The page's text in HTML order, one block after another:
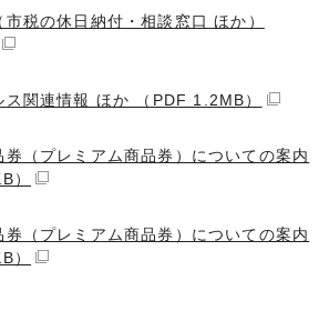
市税の休日納付・相談窓口 ほか）
ス関連情報 ほか （PDF 1.2MB）
（プレミアム商品券）についての案内
）
（プレミアム商品券）についての案内
）